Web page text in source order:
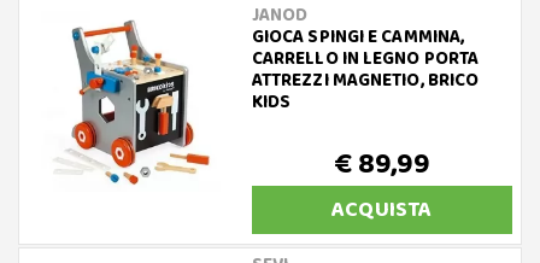
JANOD
GIOCA SPINGI E CAMMINA,
CARRELLO IN LEGNO PORTA
ATTREZZI MAGNETIO, BRICO
KIDS
€ 89,99
ACQUISTA